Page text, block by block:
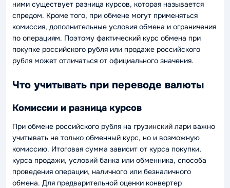
ними существует разница курсов, которая называется
спредом. Кроме того, при обмене могут применяться
комиссия, дополнительные условия обмена и ограничения
по операциям. Поэтому фактический курс обмена при
покупке российского рубля или продаже российского
рубля может отличаться от официального значения.
Что учитывать при переводе валюты
Комиссии и разница курсов
При обмене российского рубля на грузинский лари важно
учитывать не только обменный курс, но и возможную
комиссию. Итоговая сумма зависит от курса покупки,
курса продажи, условий банка или обменника, способа
проведения операции, наличного или безналичного
обмена. Для предварительной оценки конвертер